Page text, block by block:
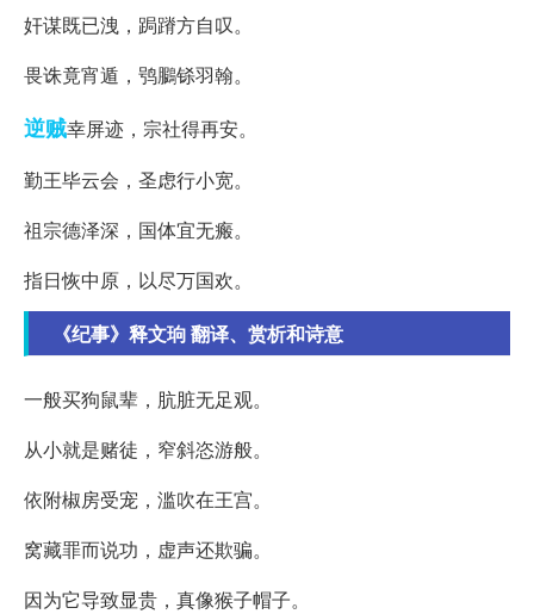
奸谋既已洩，跼蹐方自叹。
畏诛竟宵遁，鸮鵩铩羽翰。
逆贼幸屏迹，宗社得再安。
勤王毕云会，圣虑行小宽。
祖宗德泽深，国体宜无瘢。
指日恢中原，以尽万国欢。
《纪事》释文珦 翻译、赏析和诗意
一般买狗鼠辈，肮脏无足观。
从小就是赌徒，窄斜恣游般。
依附椒房受宠，滥吹在王宫。
窝藏罪而说功，虚声还欺骗。
因为它导致显贵，真像猴子帽子。